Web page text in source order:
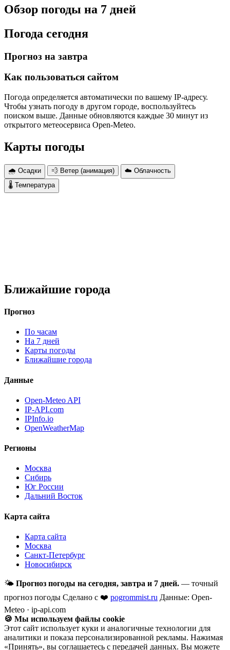
Обзор погоды на 7 дней
Погода сегодня
Прогноз на завтра
Как пользоваться сайтом
Погода определяется автоматически по вашему IP-адресу.
Чтобы узнать погоду в другом городе, воспользуйтесь
поиском выше. Данные обновляются каждые 30 минут из
открытого метеосервиса Open-Meteo.
Карты погоды
🌧 Осадки 💨 Ветер (анимация)
☁️ Облачность
🌡 Температура
Ближайшие города
Прогноз
По часам
На 7 дней
Карты погоды
Ближайшие города
Данные
Open-Meteo API
IP-API.com
IPInfo.io
OpenWeatherMap
Регионы
Москва
Сибирь
Юг России
Дальний Восток
Карта сайта
Карта сайта
Москва
Санкт-Петербург
Новосибирск
🌤 Прогноз погоды на сегодня, завтра и 7 дней. — точный
прогноз погоды Сделано с ❤️ pogrommist.ru Данные: Open-
Meteo · ip-api.com
🍪 Мы используем файлы cookie
Этот сайт использует куки и аналогичные технологии для
аналитики и показа персонализированной рекламы. Нажимая
«Принять», вы соглашаетесь с передачей данных. Вы можете